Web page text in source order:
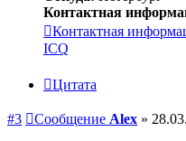
Контактная
Контактная
ICQ
Цитата
#3 Сообщение Alex »